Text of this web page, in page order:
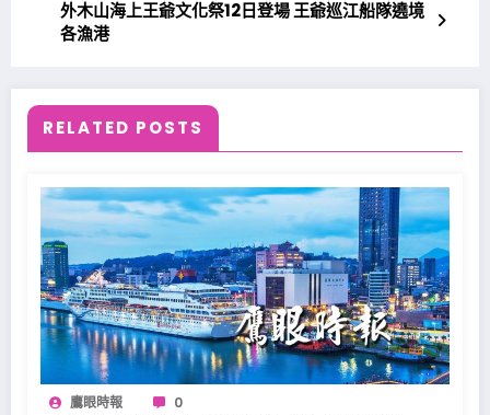
外木山海上王爺文化祭12日登場 王爺巡江船隊遶境
各漁港
RELATED POSTS
鷹眼時報 0